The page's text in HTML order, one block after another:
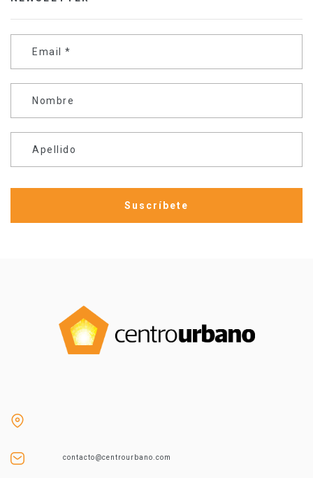
Email *
Nombre
Apellido
contacto@centrourbano.com